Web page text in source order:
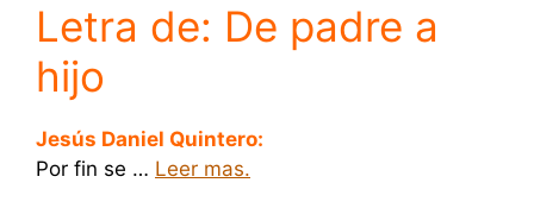
Letra de: De padre a
hijo
Jesús Daniel Quintero:
Por fin se … Leer mas.